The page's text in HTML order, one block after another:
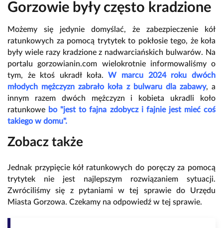
Gorzowie były często kradzione
Możemy się jedynie domyślać, że zabezpieczenie kół
ratunkowych za pomocą trytytek to pokłosie tego, że koła
były wiele razy kradzione z nadwarciańskich bulwarów. Na
portalu gorzowianin.com wielokrotnie informowaliśmy o
tym, że ktoś ukradł koła.W marcu 2024 roku dwóch
młodych mężczyzn zabrało koła z bulwaru dla zabawy, a
innym razem dwóch mężczyzn i kobieta ukradli koło
ratunkowe bo "jest to fajna zdobycz i fajnie jest mieć coś
takiego w domu".
Zobacz także
Jednak przypięcie kół ratunkowych do poręczy za pomocą
trytytek nie jest najlepszym rozwiązaniem sytuacji.
Zwróciliśmy się z pytaniami w tej sprawie do Urzędu
Miasta Gorzowa. Czekamy na odpowiedź w tej sprawie.